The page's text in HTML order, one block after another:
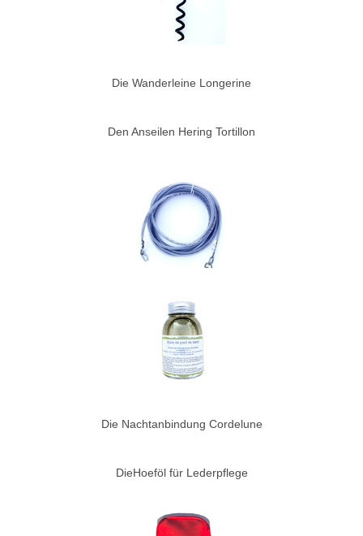
Die Wanderleine Longerine
Den Anseilen Hering Tortillon
Die Nachtanbindung Cordelune
DieHoeföl für Lederpflege